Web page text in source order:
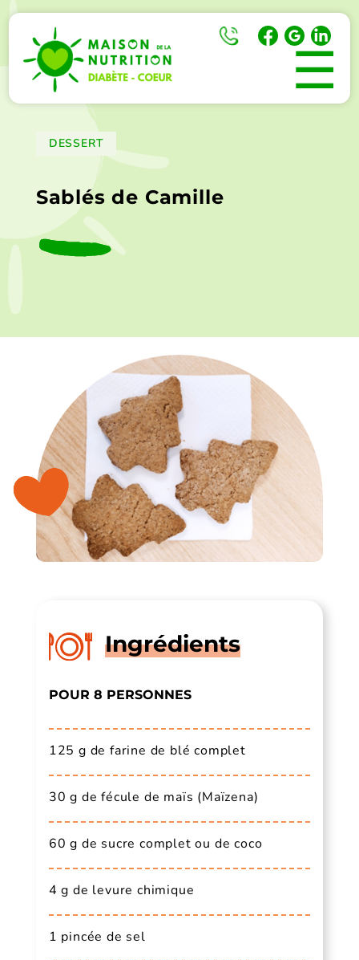
☰
DESSERT
Sablés de Camille
Ingrédients
POUR 8 PERSONNES
125 g de farine de blé complet
30 g de fécule de maïs (Maïzena)
60 g de sucre complet ou de coco
4 g de levure chimique
1 pincée de sel